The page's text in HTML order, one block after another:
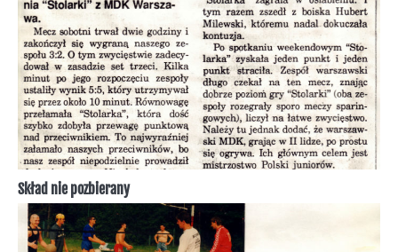
Skład nie pozbierany